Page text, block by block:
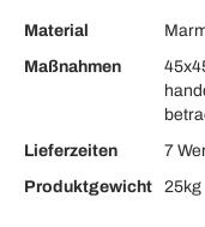
Material
Maßnahmen
Lieferzeiten
7
Produktgewicht
25kg